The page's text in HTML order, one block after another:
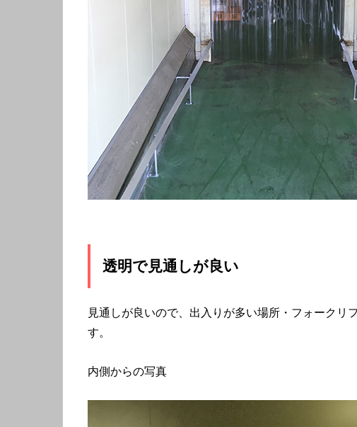
透明で見通しが良い
見通しが良いので、出入りが多い場所・フォークリ
す。
内側からの写真